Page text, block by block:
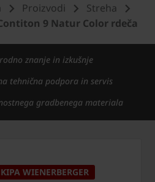
Proizvodi
Streha
9 Natur Color rdeča
znanje in izkušnje
tehnična podpora in servis
gradbenega materiala
WIENERBERGER